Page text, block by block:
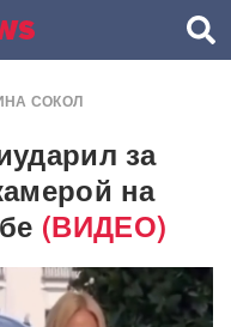
СОКОЛ
за
на
(ВИДЕО)